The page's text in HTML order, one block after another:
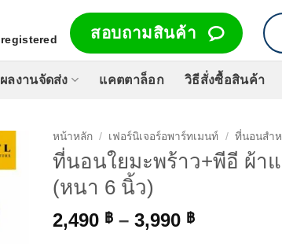
สอบถามสินค้า
ผลงานจัดส่ง แคตตาล็อก วิธีสั่งซื้อสินค้า
หน้าหลัก / เฟอร์นิเจอร์อพาร์ทเมนท์ / ที่นอนสำ
ที่นอนใยมะพร้าว+พีอี ผ้า
(หนา 6 นิ้ว)
2,490 ฿ – 3,990 ฿Price